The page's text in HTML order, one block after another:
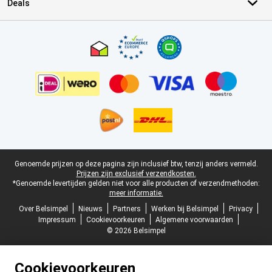
Deals
Juridische voettekst
Genoemde prijzen op deze pagina zijn inclusief btw, tenzij anders vermeld.
Prijzen zijn exclusief verzendkosten.
*Genoemde levertijden gelden niet voor alle producten of verzendmethoden:
meer informatie.
Over Belsimpel
Nieuws Partners Werken bij Belsimpel
Privacy
Impressum
Cookievoorkeuren
Algemene voorwaarden
© 2026 Belsimpel
Cookievoorkeuren